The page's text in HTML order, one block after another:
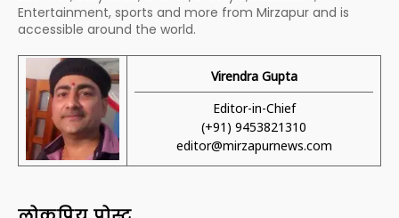
Entertainment, sports and more from Mirzapur and is
accessible around the world.
Virendra Gupta
Editor-in-Chief
(+91) 9453821310
editor@mirzapurnews.com